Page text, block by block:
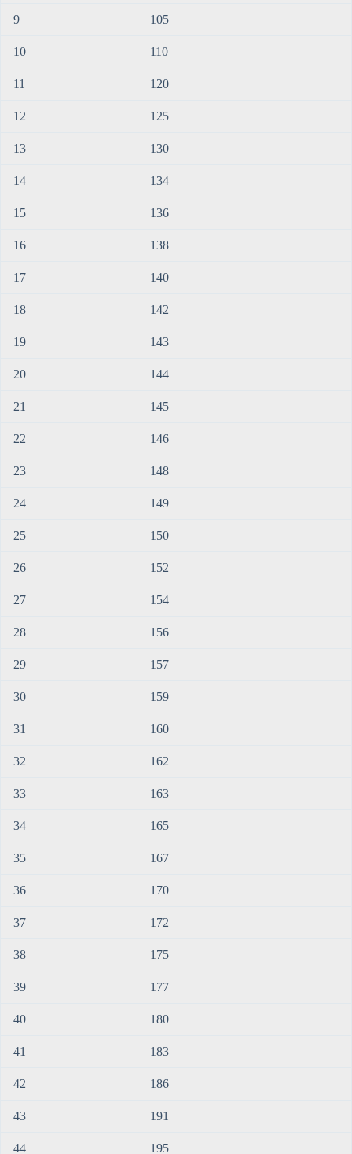
9 105
10 110
11 120
12 125
13 130
14 134
15 136
16 138
17 140
18 142
19 143
20 144
21 145
22 146
23 148
24 149
25 150
26 152
27 154
28 156
29 157
30 159
31 160
32 162
33 163
34 165
35 167
36 170
37 172
38 175
39 177
40 180
41 183
42 186
43 191
44 195